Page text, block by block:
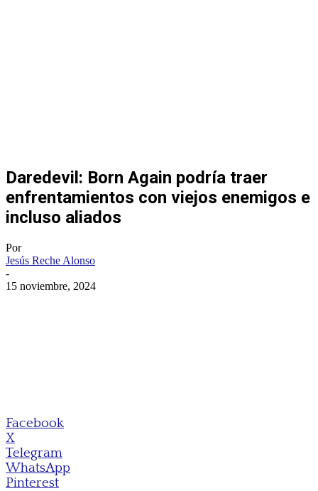
Daredevil: Born Again podría traer
enfrentamientos con viejos enemigos e
incluso aliados
Por
Jesús Reche Alonso
-
15 noviembre, 2024
Facebook
X
Telegram
WhatsApp
Pinterest